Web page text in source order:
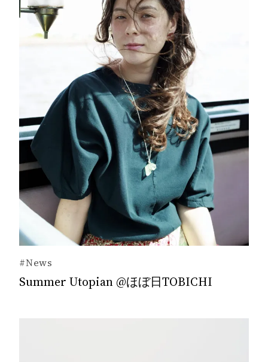
#News
Summer Utopian @ほぼ日TOBICHI